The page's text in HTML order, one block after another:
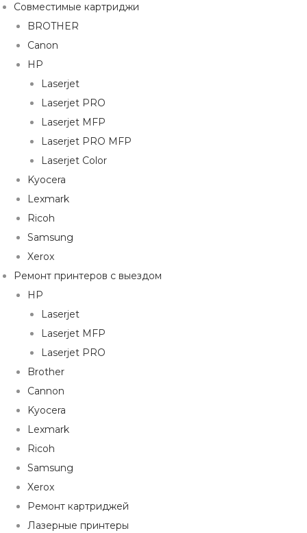
Совместимые картриджи
BROTHER
Canon
HP
Laserjet
Laserjet PRO
Laserjet MFP
Laserjet PRO MFP
Laserjet Color
Kyocera
Lexmark
Ricoh
Samsung
Xerox
Ремонт принтеров с выездом
HP
Laserjet
Laserjet MFP
Laserjet PRO
Brother
Cannon
Kyocera
Lexmark
Ricoh
Samsung
Xerox
Ремонт картриджей
Лазерные принтеры